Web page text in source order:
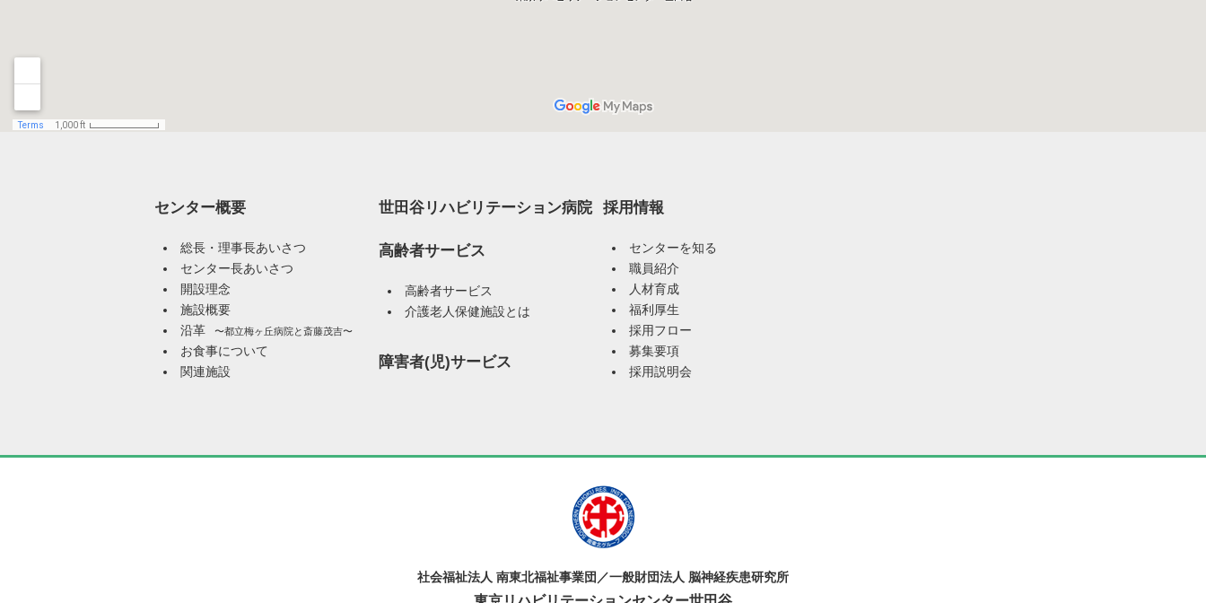
センター概要
総長・理事長あいさつ
センター長あいさつ
開設理念
施設概要
沿革
〜都立梅ヶ丘病院と斎藤茂吉〜
お食事について
関連施設
世田谷リハビリテーション病院
高齢者サービス
高齢者サービス
介護老人保健施設とは
障害者(児)サービス
採用情報
センターを知る
職員紹介
人材育成
福利厚生
採用フロー
募集要項
採用説明会
社会福祉法人 南東北福祉事業団／一般財団法人 脳神経疾患研究所